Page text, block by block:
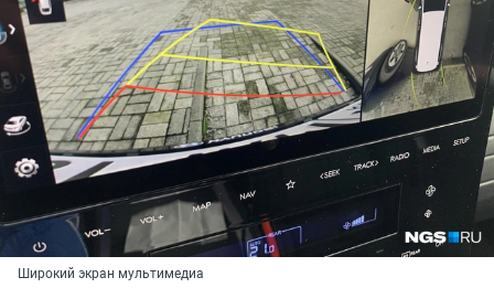
Широкий экран мультимедиа